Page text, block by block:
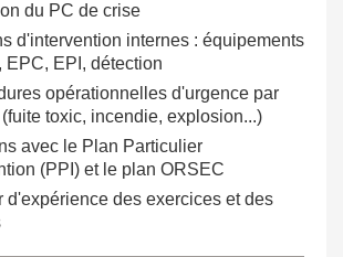
du PC de crise
d'intervention internes : équipements
EPC, EPI, détection
opérationnelles d'urgence par
toxic, incendie, explosion...)
avec le Plan Particulier
(PPI) et le plan ORSEC
d'expérience des exercices et des